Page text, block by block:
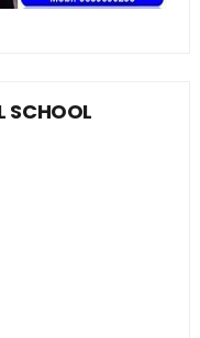
SCHOOL